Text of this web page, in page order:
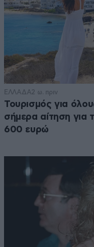
ΕΛΛΑΔΑ2 ω. πριν
Τουρισμός για
σήμερα αίτηση για
600 ευρώ